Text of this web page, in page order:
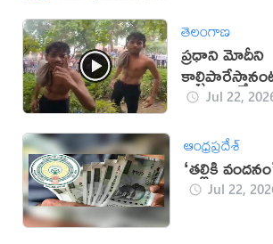
తెలంగాణ
ప్రధాని మోదీని
బూతులు
Jul 22,
ఆంధ్రప్రదేశ్
‘తల్లికి
Jul 22,